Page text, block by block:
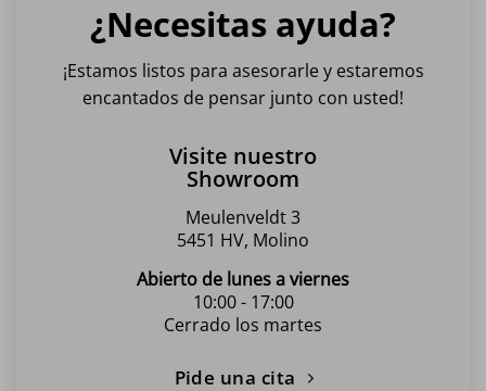
Las
opciones
se
pueden
elegir
la
página
producto
¿Necesitas ayuda?
¡Estamos listos para asesorarle y estaremos
encantados de pensar junto con usted!
Visite nuestro
Showroom
Meulenveldt 3
5451 HV, Molino
Abierto de lunes a viernes
10:00 - 17:00
Cerrado los martes
Pide una cita